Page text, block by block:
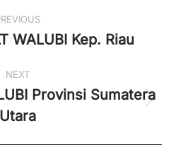
Previous
WALUBI Kep. Riau
NEXT
album:
Provinsi Sumatera
Utara